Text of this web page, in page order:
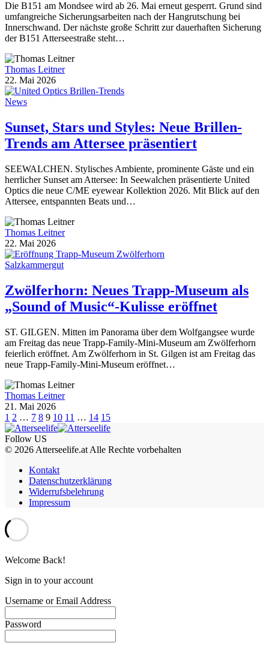
Die B151 am Mondsee wird ab 26. Mai erneut gesperrt. Grund sind
umfangreiche Sicherungsarbeiten nach der Hangrutschung bei
Innerschwand. Der nächste große Schritt zur dauerhaften Sicherung
der B151 Atterseestraße steht…
Thomas Leitner
22. Mai 2026
News
Sunset, Stars und Styles: Neue Brillen-
Trends am Attersee präsentiert
SEEWALCHEN. Stylisches Ambiente, prominente Gäste und ein
herrlicher Sunset am Attersee: In Seewalchen präsentierte United
Optics die neue C/ME eyewear Kollektion 2026. Mit Blick auf den
Attersee, entspannten Beats und…
Thomas Leitner
22. Mai 2026
Salzkammergut
Zwölferhorn: Neues Trapp-Museum als
„Sound of Music“-Kulisse eröffnet
ST. GILGEN. Mitten im Panorama über dem Wolfgangsee wurde
am Freitag das neue Trapp-Family-Mini-Museum am Zwölferhorn
feierlich eröffnet. Am Zwölferhorn in St. Gilgen ist am Freitag das
neue Trapp-Family-Mini-Museum eröffnet…
Thomas Leitner
21. Mai 2026
1 2 … 7 8 9 10 11 … 14 15
Follow US
© 2026 Atterseelife.at Alle Rechte vorbehalten
Kontakt
Datenschutzerklärung
Widerrufsbelehrung
Impressum
Welcome Back!
Sign in to your account
Username or Email Address
Password